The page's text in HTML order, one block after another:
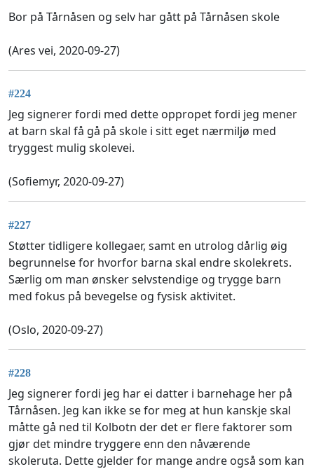
Bor på Tårnåsen og selv har gått på Tårnåsen skole
(Ares vei, 2020-09-27)
#224
Jeg signerer fordi med dette oppropet fordi jeg mener
at barn skal få gå på skole i sitt eget nærmiljø med
tryggest mulig skolevei.
(Sofiemyr, 2020-09-27)
#227
Støtter tidligere kollegaer, samt en utrolog dårlig øig
begrunnelse for hvorfor barna skal endre skolekrets.
Særlig om man ønsker selvstendige og trygge barn
med fokus på bevegelse og fysisk aktivitet.
(Oslo, 2020-09-27)
#228
Jeg signerer fordi jeg har ei datter i barnehage her på
Tårnåsen. Jeg kan ikke se for meg at hun kanskje skal
måtte gå ned til Kolbotn der det er flere faktorer som
gjør det mindre tryggere enn den nåværende
skoleruta. Dette gjelder for mange andre også som kan